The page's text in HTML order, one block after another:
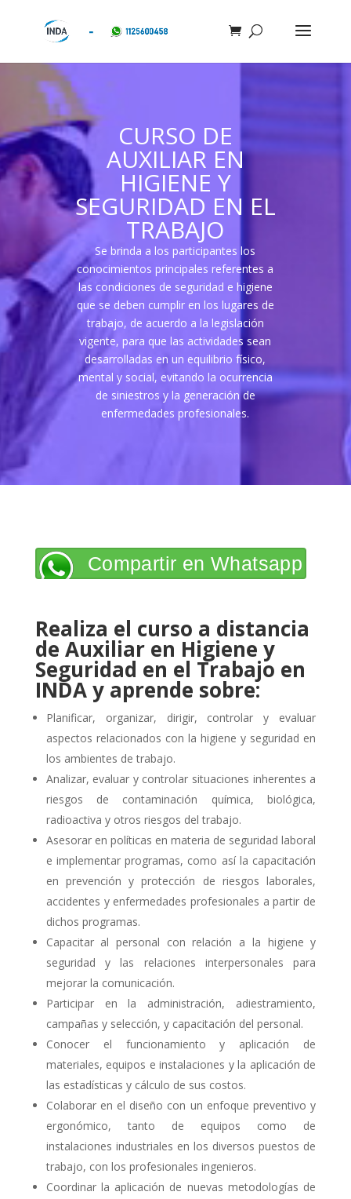
CURSO DE
AUXILIAR EN
HIGIENE Y
SEGURIDAD EN EL
TRABAJO
Se brinda a los participantes los
conocimientos principales referentes a
las condiciones de seguridad e higiene
que se deben cumplir en los lugares de
trabajo, de acuerdo a la legislación
vigente, para que las actividades sean
desarrolladas en un equilibrio físico,
mental y social, evitando la ocurrencia
de siniestros y la generación de
enfermedades profesionales.
Compartir en Whatsapp
Realiza el curso a distancia
de Auxiliar en Higiene y
Seguridad en el Trabajo en
INDA y aprende sobre:
Planificar, organizar, dirigir, controlar y evaluar
aspectos relacionados con la higiene y seguridad en
los ambientes de trabajo.
Analizar, evaluar y controlar situaciones inherentes a
riesgos de contaminación química, biológica,
radioactiva y otros riesgos del trabajo.
Asesorar en políticas en materia de seguridad laboral
e implementar programas, como así la capacitación
en prevención y protección de riesgos laborales,
accidentes y enfermedades profesionales a partir de
dichos programas.
Capacitar al personal con relación a la higiene y
seguridad y las relaciones interpersonales para
mejorar la comunicación.
Participar en la administración, adiestramiento,
campañas y selección, y capacitación del personal.
Conocer el funcionamiento y aplicación de
materiales, equipos e instalaciones y la aplicación de
las estadísticas y cálculo de sus costos.
Colaborar en el diseño con un enfoque preventivo y
ergonómico, tanto de equipos como de
instalaciones industriales en los diversos puestos de
trabajo, con los profesionales ingenieros.
Coordinar la aplicación de nuevas metodologías de